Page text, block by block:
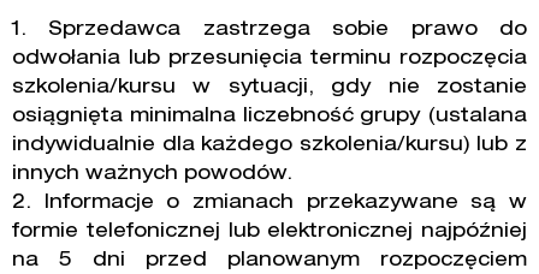
1. Sprzedawca zastrzega sobie prawo do
odwołania lub przesunięcia terminu rozpoczęcia
szkolenia/kursu w sytuacji, gdy nie zostanie
osiągnięta minimalna liczebność grupy (ustalana
indywidualnie dla każdego szkolenia/kursu) lub z
innych ważnych powodów.
2. Informacje o zmianach przekazywane są w
formie telefonicznej lub elektronicznej najpóźniej
na 5 dni przed planowanym rozpoczęciem